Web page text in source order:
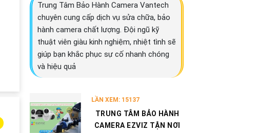
Trung Tâm Bảo Hành Camera Vantech
chuyên cung cấp dịch vụ sửa chữa, bảo
hành camera chất lượng. Đội ngũ kỹ
thuật viên giàu kinh nghiệm, nhiệt tình sẽ
giúp bạn khắc phục sự cố nhanh chóng
và hiệu quả
LẦN XEM: 15137
TRUNG TÂM BẢO HÀNH
CAMERA EZVIZ TẬN NƠI